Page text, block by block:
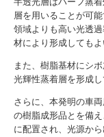
層を用いることが可
領域よりも高い光透
材により形成してもよ
また、樹脂基材にシ
光輝性蒸着層を形成し
さらに、本発明の車
の樹脂成形品とを備
に配置され、光源か